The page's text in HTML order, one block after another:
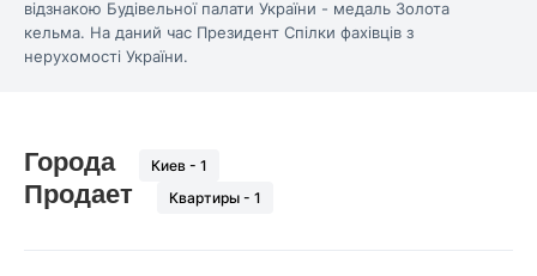
відзнакою Будівельної палати України - медаль Золота
кельма. На даний час Президент Спілки фахівців з
нерухомості України.
Города Киев - 1
Продает Квартиры - 1